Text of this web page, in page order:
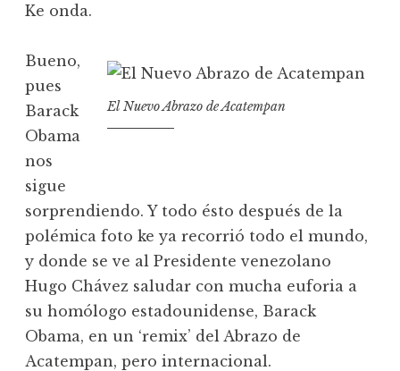
Ke onda.
El Nuevo Abrazo de Acatempan
Bueno,
pues
Barack
Obama
nos
sigue
sorprendiendo. Y todo ésto después de la
polémica foto ke ya recorrió todo el mundo,
y donde se ve al Presidente venezolano
Hugo Chávez saludar con mucha euforia a
su homólogo estadounidense, Barack
Obama, en un ‘remix’ del Abrazo de
Acatempan, pero internacional.